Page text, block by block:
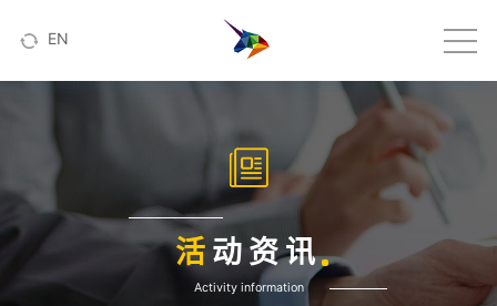
EN
活 动资讯
Activity information